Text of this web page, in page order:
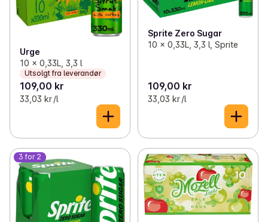
Urge
10 x 0,33L, 3,3 l
Utsolgt fra leverandør
109,00 kr
33,03 kr /l
Sprite Zero Sugar
10 x 0,33L, 3,3 l, Sprite
109,00 kr
33,03 kr /l
3 for 2